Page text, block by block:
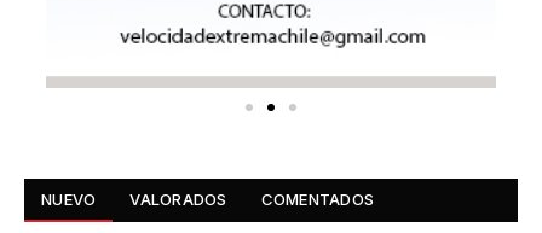
NUEVO VALORADOS COMENTADOS